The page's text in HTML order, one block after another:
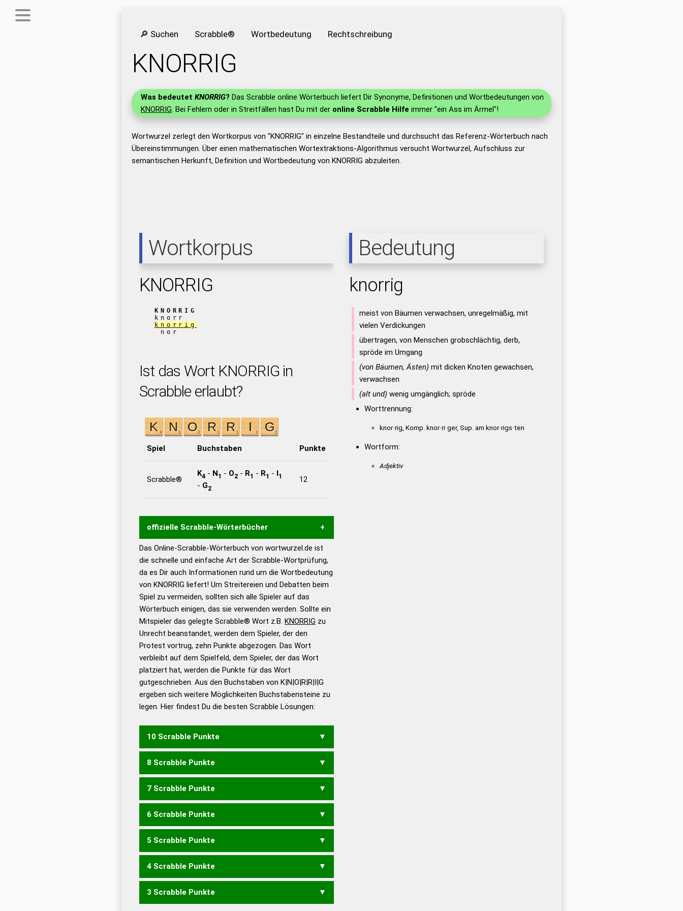
🔎 Suchen Scrabble® Wortbedeutung Rechtschreibung
KNORRIG
Was bedeutet KNORRIG? Das Scrabble online Wörterbuch liefert Dir Synonyme, Definitionen und Wortbedeutungen von
KNORRIG. Bei Fehlern oder in Streitfällen hast Du mit der online Scrabble Hilfe immer "ein Ass im Ärmel"!
Wortwurzel zerlegt den Wortkorpus von "KNORRIG" in einzelne Bestandteile und durchsucht das Referenz-Wörterbuch nach
Übereinstimmungen. Über einen mathematischen Wortextraktions-Algorithmus versucht Wortwurzel, Aufschluss zur
semantischen Herkunft, Definition und Wortbedeutung von KNORRIG abzuleiten.
Wortkorpus
KNORRIG
KNORRIG
knorr
knorrig
nor
Ist das Wort KNORRIG in
Scrabble erlaubt?
Spiel Buchstaben Punkte
Scrabble®
K4 - N1 - O2- R1 - R1 - I1
- G2
12
offizielle Scrabble-Wörterbücher
Wortwurzel liefert mit Hilfe eines semantischen
Wortanalyse-Algorithmus gute Anhaltspunkte zu
Wortbedeutung, Worttrennung und Wortform, um die
Gültigkeit eines Wortes für das Scrabble-Spiel zu
bestimmen! zugelassene Turnier Scrabble-
Wörterbücher sind:
Duden – Standardwerk in 12
Bänden
Duden – Richtiges und gutes
Deutsch
Duden – Die deutsche Grammatik
Duden – Deutsches
Universalwörterbuch
Das Online-Scrabble-Wörterbuch von wortwurzel.de ist
die schnelle und einfache Art der Scrabble-Wortprüfung,
da es Dir auch Informationen rund um die Wortbedeutung
von KNORRIG liefert! Um Streitereien und Debatten beim
Spiel zu vermeiden, sollten sich alle Spieler auf das
Wörterbuch einigen, das sie verwenden werden. Sollte ein
Mitspieler das gelegte Scrabble® Wort z.B. KNORRIG zu
Unrecht beanstandet, werden dem Spieler, der den
Protest vortrug, zehn Punkte abgezogen. Das Wort
verbleibt auf dem Spielfeld, dem Spieler, der das Wort
platziert hat, werden die Punkte für das Wort
gutgeschrieben. Aus den Buchstaben von K|N|O|R|R|I|G
ergeben sich weitere Möglichkeiten Buchstabensteine zu
legen. Hier findest Du die besten Scrabble Lösungen:
10 Scrabble Punkte
GINKO
8 Scrabble Punkte
KOG IKON KING KINO
7 Scrabble Punkte
KOI KOR NOK KIRN KIRR
6 Scrabble Punkte
KIN KIR KNI GIRO IGOR
5 Scrabble Punkte
GOI GON GOR GIRR NOIR
4 Scrabble Punkte
GIN ION RIO ROI
3 Scrabble Punkte
Bedeutung
knorrig
meist von Bäumen verwachsen, unregelmäßig, mit
vielen Verdickungen
übertragen, von Menschen grobschlächtig, derb,
spröde im Umgang
(von Bäumen, Ästen) mit dicken Knoten gewachsen,
verwachsen
(alt und) wenig umgänglich; spröde
Worttrennung:
knor·rig, Komp. knor·ri·ger, Sup. am knor·rigs·ten
Wortform:
Adjektiv